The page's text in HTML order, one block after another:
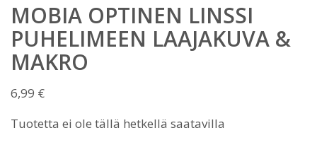
MOBIA OPTINEN LINSSI
PUHELIMEEN LAAJAKUVA &
MAKRO
6,99 €
Tuotetta ei ole tällä hetkellä saatavilla